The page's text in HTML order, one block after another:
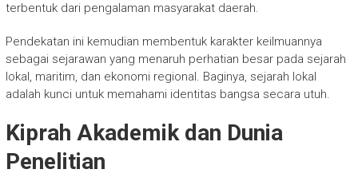
terbentuk dari pengalaman masyarakat daerah.
Pendekatan ini kemudian membentuk karakter keilmuannya
sebagai sejarawan yang menaruh perhatian besar pada sejarah
lokal, maritim, dan ekonomi regional. Baginya, sejarah lokal
adalah kunci untuk memahami identitas bangsa secara utuh.
Kiprah Akademik dan Dunia
Penelitian